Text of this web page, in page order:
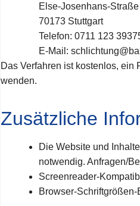
70173 Stuttgart
Telefon: 0711 123
E‑Mail:
Das Verfahren ist kostenlos,
wenden.
Zusätzliche
Die Website und
notwendig. Anfragen/